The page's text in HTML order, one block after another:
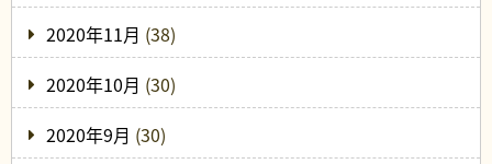
2020年11月 (38)
2020年10月 (30)
2020年9月 (30)